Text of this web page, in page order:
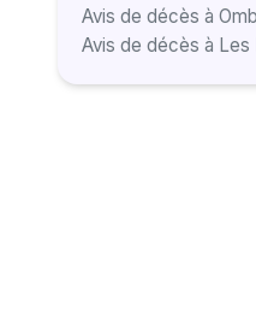
Avis de décès à
Avis de décès à